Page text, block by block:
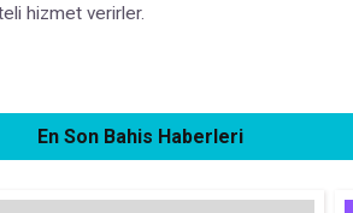
hizmet verirler.
En Son Bahis Haberleri